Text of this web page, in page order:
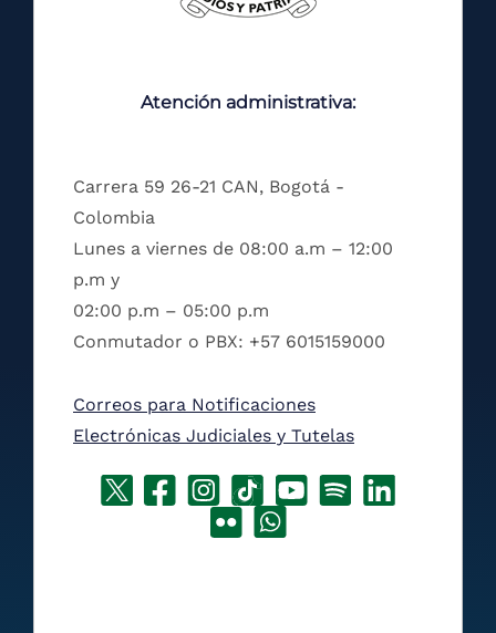
Atención administrativa:
Carrera 59 26-21 CAN, Bogotá -
Colombia
Lunes a viernes de 08:00 a.m – 12:00
p.m y
02:00 p.m – 05:00 p.m
Conmutador o PBX: +57 6015159000
Correos para Notificaciones
Electrónicas Judiciales y Tutelas